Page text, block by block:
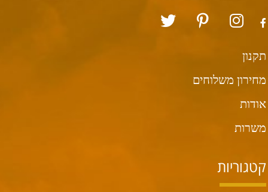
תקנון
מחירון משלוחים
אודות
משרות
קטגוריות